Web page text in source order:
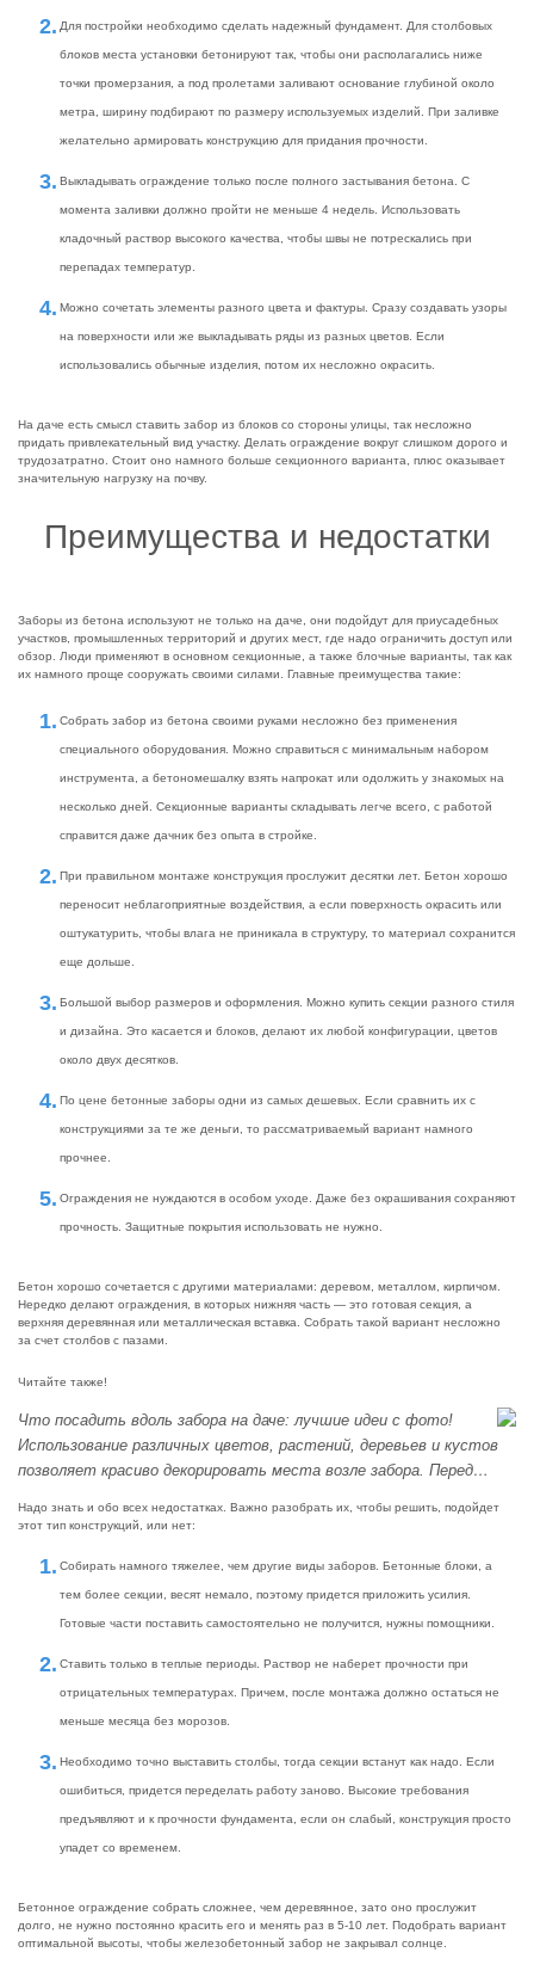
Для постройки необходимо сделать надежный фундамент. Для столбовых
блоков места установки бетонируют так, чтобы они располагались ниже
точки промерзания, а под пролетами заливают основание глубиной около
метра, ширину подбирают по размеру используемых изделий. При заливке
желательно армировать конструкцию для придания прочности.
Выкладывать ограждение только после полного застывания бетона. С
момента заливки должно пройти не меньше 4 недель. Использовать
кладочный раствор высокого качества, чтобы швы не потрескались при
перепадах температур.
Можно сочетать элементы разного цвета и фактуры. Сразу создавать узоры
на поверхности или же выкладывать ряды из разных цветов. Если
использовались обычные изделия, потом их несложно окрасить.
На даче есть смысл ставить забор из блоков со стороны улицы, так несложно
придать привлекательный вид участку. Делать ограждение вокруг слишком дорого и
трудозатратно. Стоит оно намного больше секционного варианта, плюс оказывает
значительную нагрузку на почву.
Преимущества и недостатки
Заборы из бетона используют не только на даче, они подойдут для приусадебных
участков, промышленных территорий и других мест, где надо ограничить доступ или
обзор. Люди применяют в основном секционные, а также блочные варианты, так как
их намного проще сооружать своими силами. Главные преимущества такие:
Собрать забор из бетона своими руками несложно без применения
специального оборудования. Можно справиться с минимальным набором
инструмента, а бетономешалку взять напрокат или одолжить у знакомых на
несколько дней. Секционные варианты складывать легче всего, с работой
справится даже дачник без опыта в стройке.
При правильном монтаже конструкция прослужит десятки лет. Бетон хорошо
переносит неблагоприятные воздействия, а если поверхность окрасить или
оштукатурить, чтобы влага не приникала в структуру, то материал сохранится
еще дольше.
Большой выбор размеров и оформления. Можно купить секции разного стиля
и дизайна. Это касается и блоков, делают их любой конфигурации, цветов
около двух десятков.
По цене бетонные заборы одни из самых дешевых. Если сравнить их с
конструкциями за те же деньги, то рассматриваемый вариант намного
прочнее.
Ограждения не нуждаются в особом уходе. Даже без окрашивания сохраняют
прочность. Защитные покрытия использовать не нужно.
Бетон хорошо сочетается с другими материалами: деревом, металлом, кирпичом.
Нередко делают ограждения, в которых нижняя часть — это готовая секция, а
верхняя деревянная или металлическая вставка. Собрать такой вариант несложно
за счет столбов с пазами.
Читайте также!
Что посадить вдоль забора на даче: лучшие идеи с фото!
Использование различных цветов, растений, деревьев и кустов
позволяет красиво декорировать места возле забора. Перед…
Надо знать и обо всех недостатках. Важно разобрать их, чтобы решить, подойдет
этот тип конструкций, или нет:
Собирать намного тяжелее, чем другие виды заборов. Бетонные блоки, а
тем более секции, весят немало, поэтому придется приложить усилия.
Готовые части поставить самостоятельно не получится, нужны помощники.
Ставить только в теплые периоды. Раствор не наберет прочности при
отрицательных температурах. Причем, после монтажа должно остаться не
меньше месяца без морозов.
Необходимо точно выставить столбы, тогда секции встанут как надо. Если
ошибиться, придется переделать работу заново. Высокие требования
предъявляют и к прочности фундамента, если он слабый, конструкция просто
упадет со временем.
Бетонное ограждение собрать сложнее, чем деревянное, зато оно прослужит
долго, не нужно постоянно красить его и менять раз в 5-10 лет. Подобрать вариант
оптимальной высоты, чтобы железобетонный забор не закрывал солнце.